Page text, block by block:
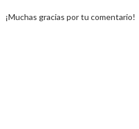
¡Muchas gracias por tu comentario!